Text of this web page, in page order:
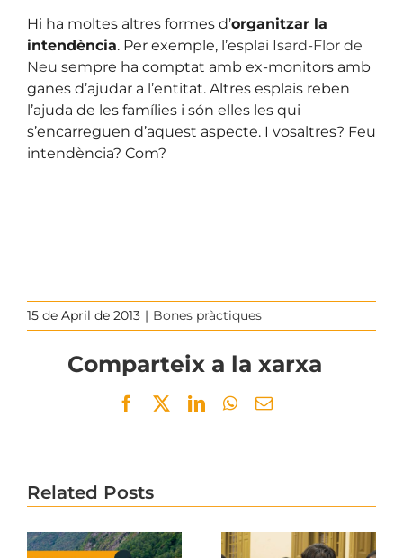
Hi ha moltes altres formes d’organitzar la
intendència. Per exemple, l’esplai Isard-Flor de
Neu sempre ha comptat amb ex-monitors amb
ganes d’ajudar a l’entitat. Altres esplais reben
l’ajuda de les famílies i són elles les qui
s’encarreguen d’aquest aspecte. I vosaltres? Feu
intendència? Com?
15 de April de 2013 | Bones pràctiques
Comparteix a la xarxa
Facebook
TwitterLinkedInWhatsApp
Email
Related Posts